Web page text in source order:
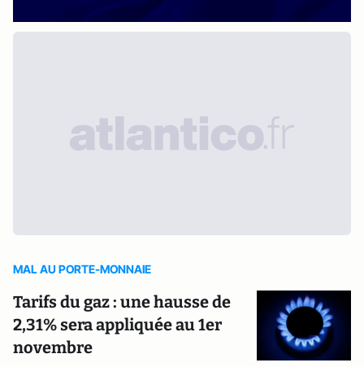
MAL AU PORTE-MONNAIE
Tarifs du gaz : une hausse de
2,31% sera appliquée au 1er
novembre